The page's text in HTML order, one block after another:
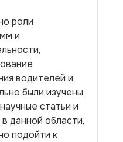
роли
и
водителей и
были изучены
статьи и
данной области,
подойти к